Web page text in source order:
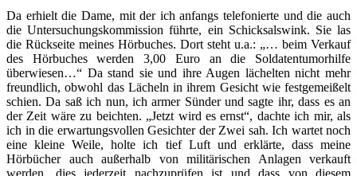
Da erhielt die Dame, mit der ich anfangs telefonierte und die auch
die Untersuchungskommission führte, ein Schicksalswink. Sie las
die Rückseite meines Hörbuches. Dort steht u.a.: „… beim Verkauf
des Hörbuches werden 3,00 Euro an die Soldatentumorhilfe
überwiesen…“ Da stand sie und ihre Augen lächelten nichtmehr
freundlich, obwohl das Lächeln in ihrem Gesicht wie festgemeißelt
schien.Da saß ich nun, ich armer Sünder und sagte ihr, dass es an
der Zeit wäre zu beichten. „Jetzt wird es ernst“, dachte ich mir, als
ich in die erwartungsvollen Gesichter der Zwei sah. Ich wartet noch
eine kleine Weile, holte ich tief Luft und erklärte, dass meine
Hörbücher auch außerhalb von militärischen Anlagen verkauft